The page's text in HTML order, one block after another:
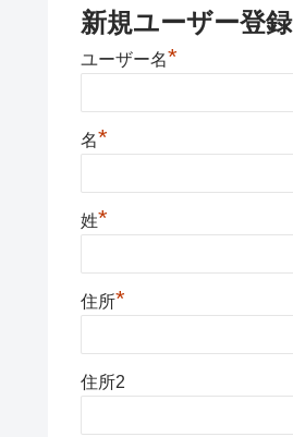
新規ユーザー登録
ユーザー名*
名*
姓*
住所*
住所2